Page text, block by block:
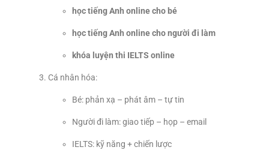
học tiếng Anh online cho bé
học tiếng Anh online cho người đi làm
khóa luyện thi IELTS online
Cá nhân hóa:
Bé: phản xạ – phát âm – tự tin
Người đi làm: giao tiếp – họp – email
IELTS: kỹ năng + chiến lược